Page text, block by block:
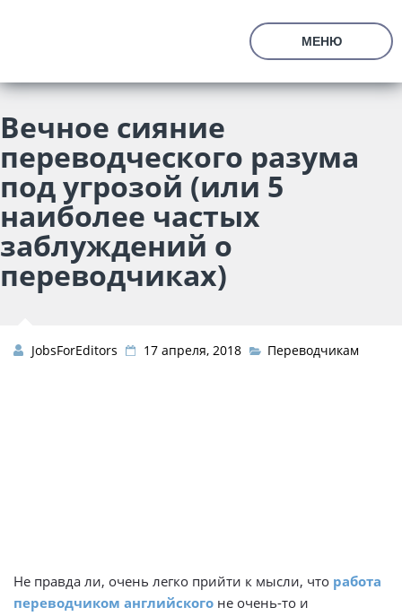
МЕНЮ
Вакансии
Вакансия Главный Редактор (менеджер)
Вакансия Редактор
Тестовое Задание
Отзывы
FAQ
En Ru
Вечное сияние
переводческого разума
под угрозой (или 5
наиболее частых
заблуждений о
переводчиках)
JobsForEditors 17 апреля, 2018 Переводчикам
Не правда ли, очень легко прийти к мысли, что работа
переводчиком английского не очень-то и